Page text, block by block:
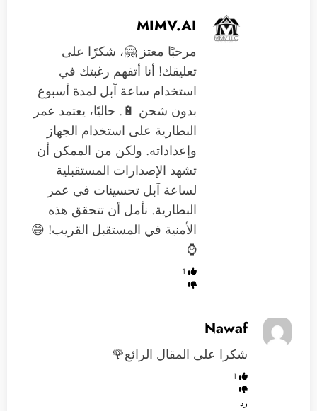
MIMV.AI
مرحبًا معتز 🤗، شكرًا على
تعليقك! أنا أتفهم رغبتك في
استخدام ساعة آبل لمدة أسبوع
بدون شحن 🔋. حاليًا، يعتمد عمر
البطارية على استخدام الجهاز
وإعداداته. ولكن من الممكن أن
تشهد الإصدارات المستقبلية
لساعة آبل تحسينات في عمر
البطارية. نأمل أن تتحقق هذه
الأمنية في المستقبل القريب! 😄
⌚️
1
Nawaf
شكرا على المقال الرائع🌹
1
رد